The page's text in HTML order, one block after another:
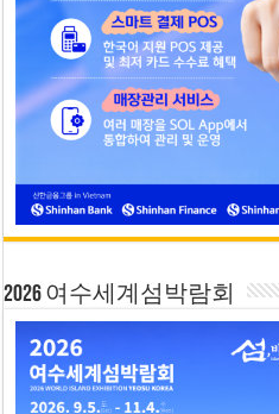
2026 여수세계섬박람회